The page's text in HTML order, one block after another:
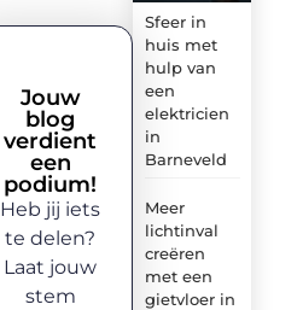
Sfeer in
huis met
hulp van
een
elektricien
in
Barneveld
Meer
lichtinval
creëren
met een
gietvloer in
Jouw
blog
verdient
een
podium!
Heb jij iets
te delen?
Laat jouw
stem